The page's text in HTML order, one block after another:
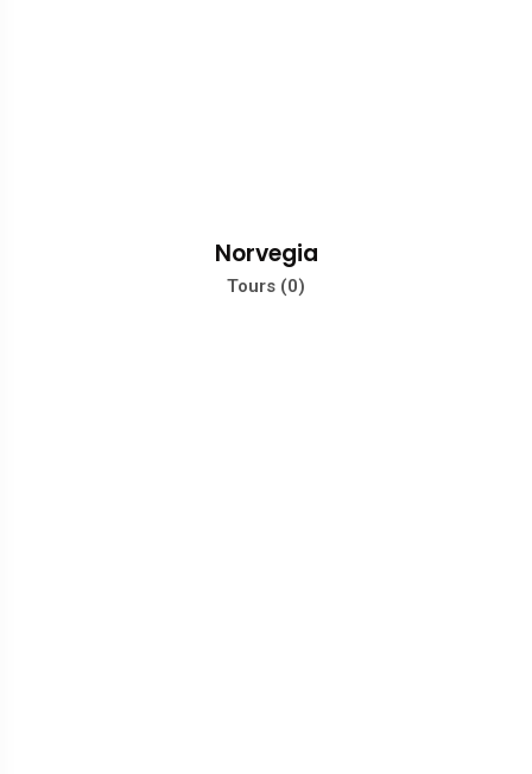
Norvegia
Tours (0)